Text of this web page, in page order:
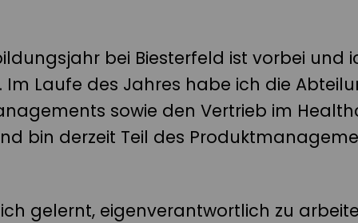
bei Biesterfeld ist vorbei und
Im Laufe des Jahres habe ich die
sowie den Vertrieb im
bin derzeit Teil des
gelernt, eigenverantwortlich zu